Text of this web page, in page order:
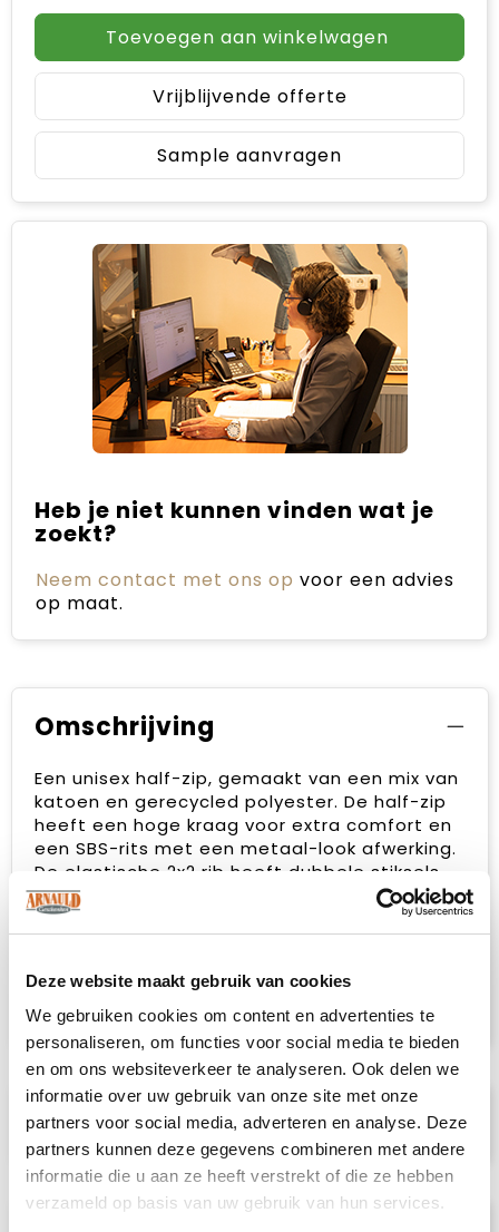
Deze website maakt gebruik van cookies
We gebruiken cookies om content en advertenties te
personaliseren, om functies voor social media te bieden
en om ons websiteverkeer te analyseren. Ook delen we
informatie over uw gebruik van onze site met onze
partners voor social media, adverteren en analyse. Deze
partners kunnen deze gegevens combineren met andere
informatie die u aan ze heeft verstrekt of die ze hebben
verzameld op basis van uw gebruik van hun services.
Toevoegen aan winkelwagen
Vrijblijvende offerte
Sample aanvragen
Heb je niet kunnen vinden wat je
zoekt?
Neem contact met ons op voor een advies
op maat.
Omschrijving
Een unisex half-zip, gemaakt van een mix van
katoen en gerecycled polyester. De half-zip
heeft een hoge kraag voor extra comfort en
een SBS-rits met een metaal-look afwerking.
De elastische 2x2 rib heeft dubbele stiksels
aan de onderkant van de mouwen en de
zoom. Voorzien van een necktape van
keperstof en gemakkelijk te verwijderen label
stof is ontworpen voor intensief wassen en
heeft een anti-pilling afwerking.
Specificaties